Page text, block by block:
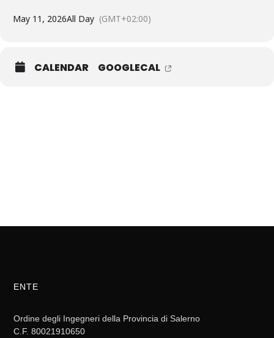
May 11, 2026All Day (GMT+02:00)
CALENDAR GOOGLECAL
ENTE
Ordine degli Ingegneri della Provincia di Salerno
C.F. 80021910650